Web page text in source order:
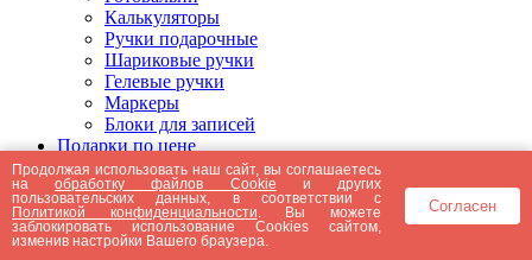
Калькуляторы
Ручки подарочные
Шариковые ручки
Гелевые ручки
Маркеры
Блоки для записей
Подарки по цене
Подарки от 5000 рублей
Подарки до 5000 рублей
Подарки до 3000 рублей
Подарки до 2000 рублей
Подарки до 1000 рублей
Продолжая использовать наш сайт, вы соглашаетесь
наобработку файлов Cookie и других
пользовательских данных, в соответствии с
Политикой конфиденциальности . Вы можете
заблокировать использование Cookies сайтом,
изменив настройки Вашего браузера.
Согласен